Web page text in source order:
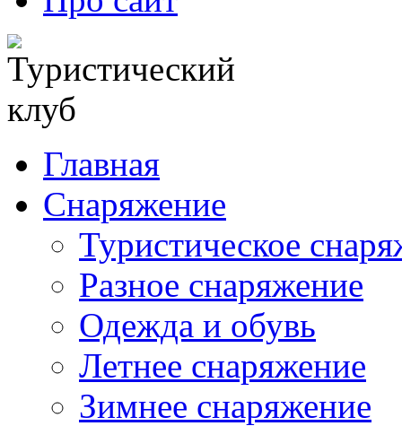
Главная
Снаряжение
Туристическое
Разное снаряжение
Одежда и обувь
Летнее снаряжение
Зимнее снаряжение